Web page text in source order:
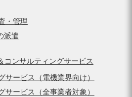
・管理
派遣
コンサルティングサービス
サービス（電機業界向け）
サービス（全事業者対象）